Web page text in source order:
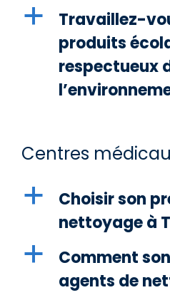
a
Travaillez-
produits
respectueux
Centres
a
Choisir son
nettoyage à
a
Comment
agents de